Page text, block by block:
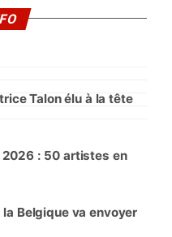
Talon élu à la tête
2026 : 50 artistes en
la Belgique va envoyer